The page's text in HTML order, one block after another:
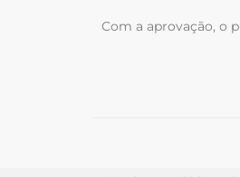
Com a aprovação, o